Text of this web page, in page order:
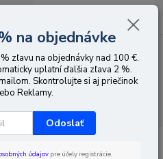
Menu
0,00 EUR
na objednávke
zľavu na objednávky nad 100 €.
uplatní ďalšia zľava 2 %.
Skontrolujte si aj priečinok
Reklamy.
Odoslať
údajov pre účely registrácie.